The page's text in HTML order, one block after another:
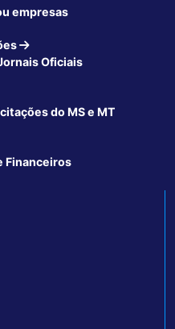
empresas
Oficiais
do MS e MT
Financeiros